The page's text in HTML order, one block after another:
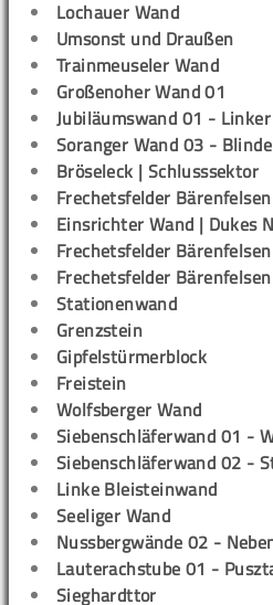
Lochauer Wand
Umsonst und Draußen
Trainmeuseler Wand
Großenoher Wand 01
Jubiläumswand 01 -
Soranger Wand 03 -
Bröseleck | Schlusssektor
Frechetsfelder
Einsrichter Wand | Dukes
Frechetsfelder
Frechetsfelder
Stationenwand
Grenzstein
Gipfelstürmerblock
Freistein
Wolfsberger Wand
Siebenschläferwand 01 -
Siebenschläferwand 02 -
Linke Bleisteinwand
Seeliger Wand
Nussbergwände 02 -
Lauterachstube 01 -
Sieghardttor